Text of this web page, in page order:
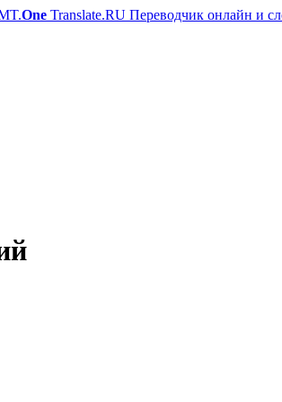
One Translate.RU Переводчик онлайн и